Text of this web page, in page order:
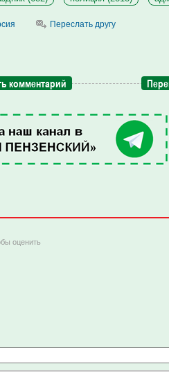
Переслать другу
комментарий
оценить